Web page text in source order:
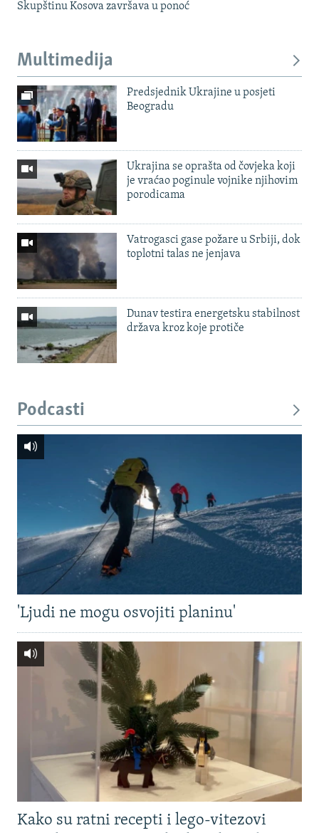
Skupštinu Kosova završava u ponoć
Multimedija
Predsjednik Ukrajine u posjeti
Beogradu
Ukrajina se oprašta od čovjeka koji
je vraćao poginule vojnike njihovim
porodicama
Vatrogasci gase požare u Srbiji, dok
toplotni talas ne jenjava
Dunav testira energetsku stabilnost
država kroz koje protiče
Podcasti
'Ljudi ne mogu osvojiti planinu'
Kako su ratni recepti i lego-vitezovi